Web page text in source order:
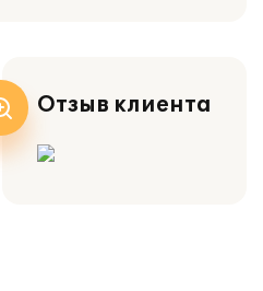
Отзыв клиента